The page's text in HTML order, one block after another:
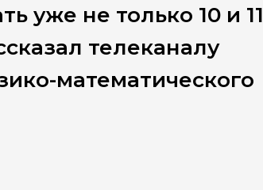
уже не только 10 и 11
телеканалу
математического